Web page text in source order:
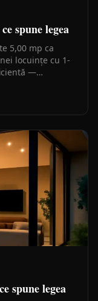
spune legea
5,00 mp ca
locuințe cu 1-
—
spune legea